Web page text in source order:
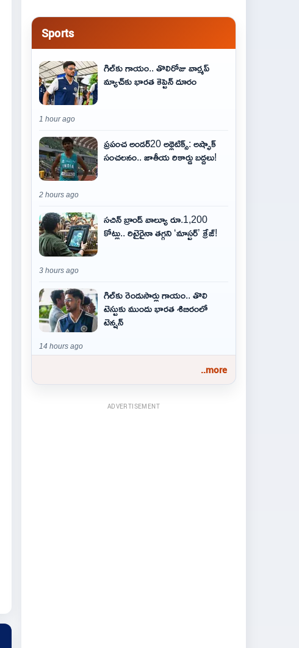
Sports
గిల్‌కు గాయం.. తొలిరోజు వార్మప్‌
మ్యాచ్‌కు భారత కెప్టెన్‌ దూరం
1 hour ago
ప్రపంచ అండర్20 అథ్లెటిక్స్: అష్ఫాక్
సంచలనం.. జాతీయ రికార్డు బద్దలు!
2 hours ago
సచిన్ బ్రాండ్ వాల్యూ రూ.1,200
కోట్లు.. రిటైరైనా తగ్గని ‘మాస్టర్’ క్రేజ్!
3 hours ago
గిల్‌కు రెండుసార్లు గాయం.. తొలి
టెస్టుకు ముందు భారత శిబిరంలో
టెన్షన్
14 hours ago
..more
ADVERTISEMENT